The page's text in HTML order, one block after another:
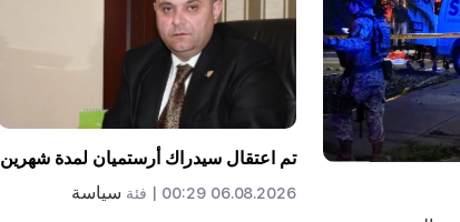
تم اعتقال سيدراك أرستميان لمدة شهرين
06.08.2026 00:29 | فئة سياسة